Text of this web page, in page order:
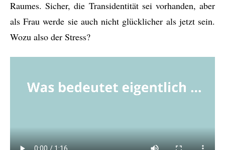
Raumes. Sicher, die Transidentität sei vorhanden, aber
als Frau werde sie auch nicht glücklicher als jetzt sein.
Wozu also der Stress?